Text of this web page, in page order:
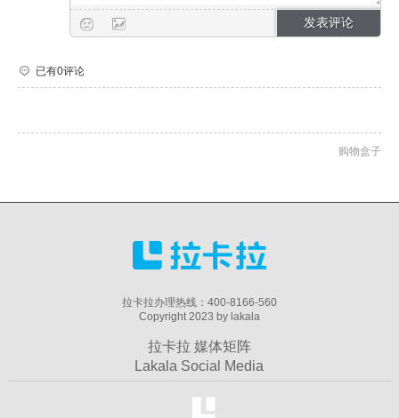
已有0评论
购物盒子
拉卡拉办理热线：400-8166-560
Copyright 2023 by lakala
拉卡拉 媒体矩阵
Lakala Social Media